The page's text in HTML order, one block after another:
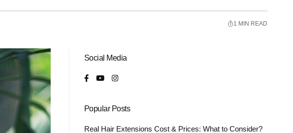
1 MIN READ
Social Media
Popular Posts
Real Hair Extensions Cost & Prices: What to Consider?